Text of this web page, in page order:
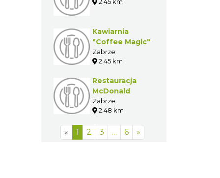
"Idziego 2"
Domino’s Pizza
Zabrze
2.45 km
Kawiarnia
"Coffee Magic"
Zabrze
Restauracja